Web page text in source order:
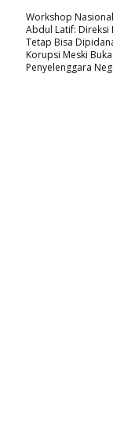
Workshop
Abdul Latif: Direksi
Tetap Bisa
Korupsi Meski
Penyelenggara